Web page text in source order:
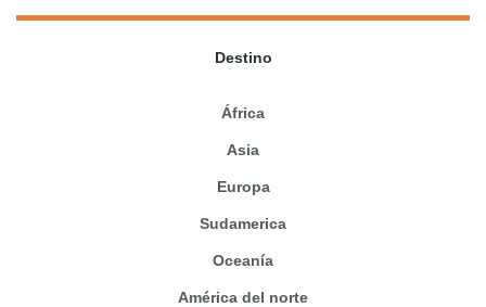
Destino
África
Asia
Europa
Sudamerica
Oceanía
América del norte